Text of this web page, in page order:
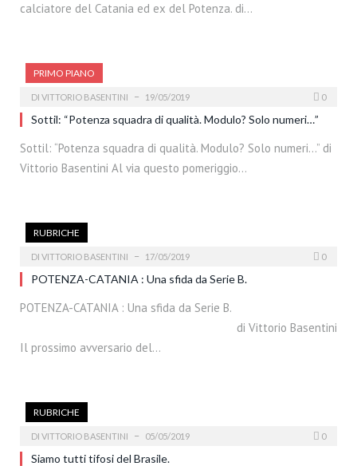
calciatore del Catania ed ex del Potenza. di…
PRIMO PIANO
DI VITTORIO BASENTINI 19/05/2019 0
Sottil: “Potenza squadra di qualità. Modulo? Solo numeri…”
Sottil: “Potenza squadra di qualità. Modulo? Solo numeri…” di
Vittorio Basentini Al via questo pomeriggio…
RUBRICHE
DI VITTORIO BASENTINI 17/05/2019 0
POTENZA-CATANIA : Una sfida da Serie B.
POTENZA-CATANIA : Una sfida da Serie B.
di Vittorio Basentini
Il prossimo avversario del…
RUBRICHE
DI VITTORIO BASENTINI 05/05/2019 0
Siamo tutti tifosi del Brasile.